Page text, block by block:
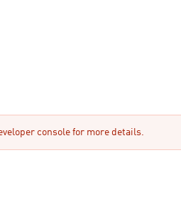
console for more details.